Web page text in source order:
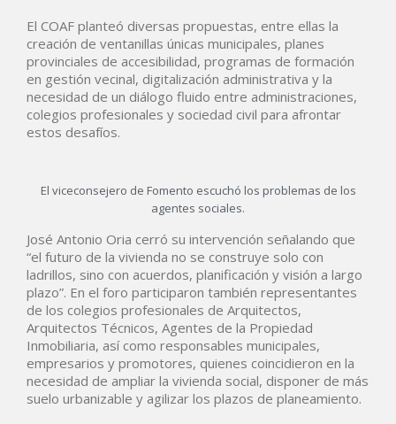
El COAF planteó diversas propuestas, entre ellas la
creación de ventanillas únicas municipales, planes
provinciales de accesibilidad, programas de formación
en gestión vecinal, digitalización administrativa y la
necesidad de un diálogo fluido entre administraciones,
colegios profesionales y sociedad civil para afrontar
estos desafíos.
El viceconsejero de Fomento escuchó los problemas de los
agentes sociales.
José Antonio Oria cerró su intervención señalando que
“el futuro de la vivienda no se construye solo con
ladrillos, sino con acuerdos, planificación y visión a largo
plazo”. En el foro participaron también representantes
de los colegios profesionales de Arquitectos,
Arquitectos Técnicos, Agentes de la Propiedad
Inmobiliaria, así como responsables municipales,
empresarios y promotores, quienes coincidieron en la
necesidad de ampliar la vivienda social, disponer de más
suelo urbanizable y agilizar los plazos de planeamiento.